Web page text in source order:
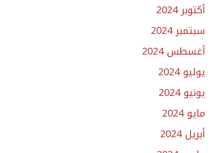
أكتوبر 2024
سبتمبر 2024
أغسطس 2024
يوليو 2024
يونيو 2024
مايو 2024
أبريل 2024